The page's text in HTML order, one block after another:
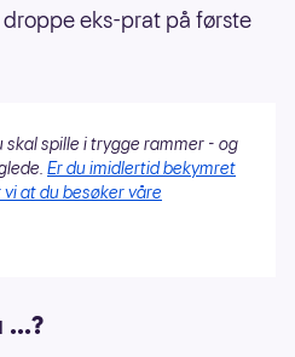
eks-prat på første
spille i trygge rammer - og
Er du imidlertid bekymret
at du besøker våre
...?